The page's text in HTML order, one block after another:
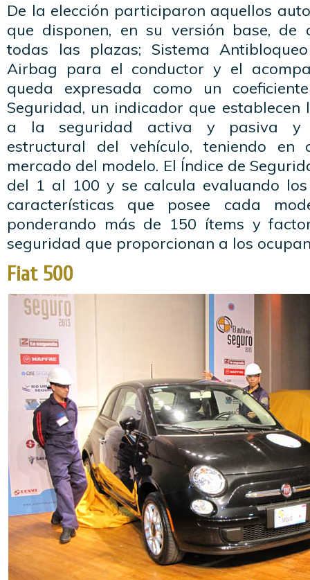
De la elección participaron aquellos
que disponen, en su versión base, de
todas las plazas; Sistema
Airbag para el conductor y el
queda expresada como un
Seguridad, un indicador que establecen
a la seguridad activa y pasiva y
estructural del vehículo, teniendo en
mercado del modelo. El Índice de
del 1 al 100 y se calcula evaluando
características que posee cada
ponderando más de 150 ítems y
seguridad que proporcionan a los
Fiat 500